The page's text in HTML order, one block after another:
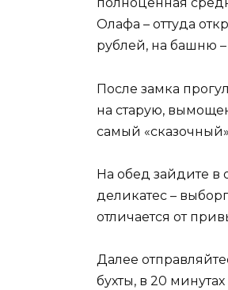
полноценная
Олафа – оттуда
рублей, на башню –
После замка
на старую,
самый
На обед зайдите в
деликатес –
отличается от
Далее
бухты, в 20